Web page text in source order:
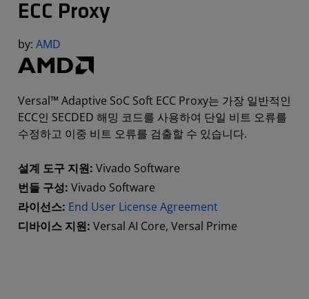
ECC Proxy
by: AMD
Versal™ Adaptive SoC Soft ECC Proxy는 가장 일반적인
ECC인 SECDED 해밍 코드를 사용하여 단일 비트 오류를
수정하고 이중 비트 오류를 검출할 수 있습니다.
설계 도구 지원: Vivado Software
번들 구성: Vivado Software
라이선스: End User License Agreement
디바이스 지원: Versal AI Core, Versal Prime